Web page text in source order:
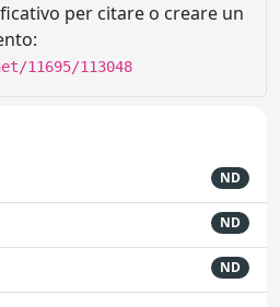
per citare o creare un
11695/113048
ND
ND
ND